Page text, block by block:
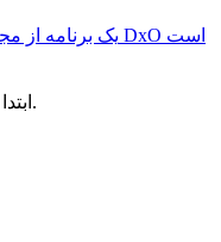
ابتدا تا بتوانید دیدگاهی ارسال کنید.